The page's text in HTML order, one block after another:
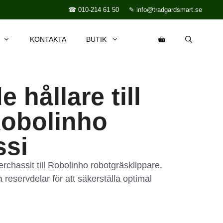
☎ 010-214 61 50 ✎ info@tradgardsmart.se
KONTAKTA BUTIK
hållare till
till Robolinho robotgräsklippare.
reservdelar för att säkerställa optimal